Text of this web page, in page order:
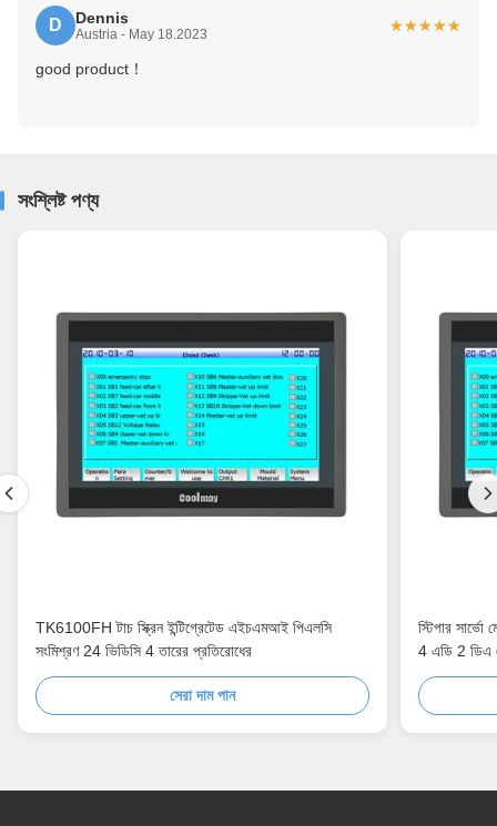
D Dennis
Austria - May 18.2023 ★★★★★
★★★★★
good product！
সংশ্লিষ্ট পণ্য
TK6100FH টাচ স্ক্রিন ইন্টিগ্রেটেড এইচএমআই পিএলসি
সংমিশ্রণ 24 ভিডিসি 4 তারের প্রতিরোধের
সেরা দাম পান
স্টিপার
4 এডি 2 ডিএ